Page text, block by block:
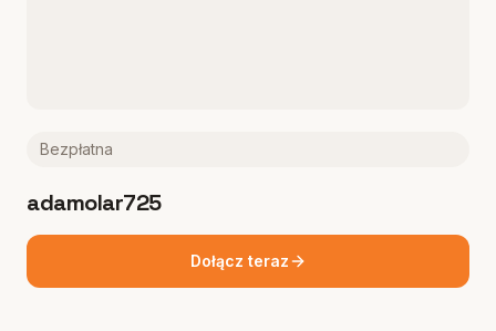
Bezpłatna
adamolar725
Dołącz teraz